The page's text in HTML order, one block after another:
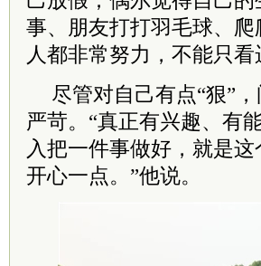
事、朋友打打羽毛球、
人都非常努力，不能只看
尽管对自己有点“狠”
严苛。“真正有兴趣、有
入把一件事做好，就是
开心一点。”他说。